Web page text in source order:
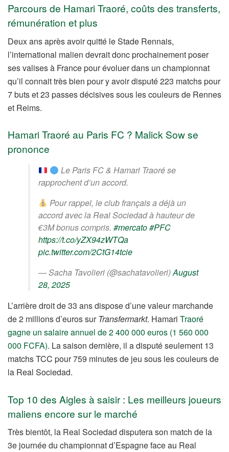
Parcours de Hamari Traoré, coûts des transferts,
rémunération et plus
Deux ans après avoir quitté le Stade Rennais,
l’international malien devrait donc prochainement poser
ses valises à France pour évoluer dans un championnat
qu’il connait très bien pour y avoir disputé 223 matchs pour
7 buts et 23 passes décisives sous les couleurs de Rennes
et Reims.
Hamari Traoré au Paris FC ? Malick Sow se
prononce
Le Paris FC & Hamari Traoré se
rapprochent d’un accord.
Pour rappel, le club français a déjà un
accord avec la Real Sociedad à hauteur de
€3M bonus compris. #mercato#PFC
https://t.co/yZX94zWTQa
pic.twitter.com/2CtG14tcie
— Sacha Tavolieri (@sachatavolieri)August
28, 2025
L’arrière droit de 33 ans dispose d’une valeur marchande
de 2 millions d’euros sur Transfermarkt. Hamari Traoré
gagne un salaire annuel de 2 400 000 euros (1 560 000
000 FCFA). La saison dernière, il a disputé seulement 13
matchs TCC pour 759 minutes de jeu sous les couleurs de
la Real Sociedad.
Top 10 des Aigles à saisir : Les meilleurs joueurs
maliens encore sur le marché
Très bientôt, la Real Sociedad disputera son match de la
3e journée du championnat d’Espagne face au Real